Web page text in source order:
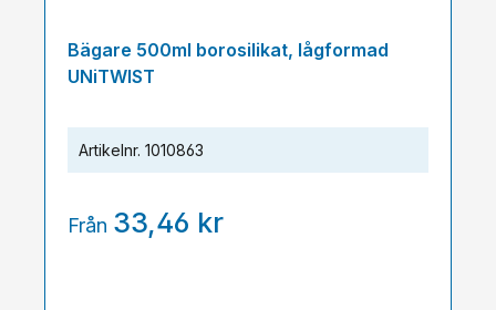
Bägare 500ml borosilikat, lågformad
UNiTWIST
Artikelnr. 1010863
Från 33,46 kr